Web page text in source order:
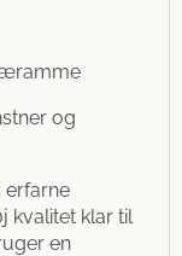
og
erfarne
kvalitet klar til
en